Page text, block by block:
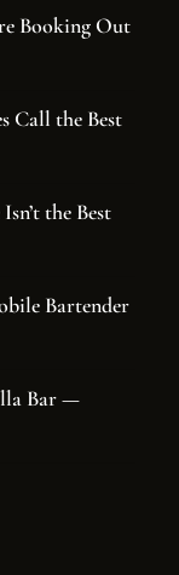
Booking Out
Call the Best
the Best
Bartender
Bar —